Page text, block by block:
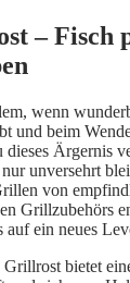
– Fisch
wenn
und beim
Ärgernis
unversehrt
von
Grillzubehörs
auf ein neues
Grillrost bietet